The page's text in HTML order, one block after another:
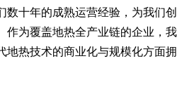
数十年的成熟运营经验，为我们创
作为覆盖地热全产业链的企业，我
地热技术的商业化与规模化方面拥